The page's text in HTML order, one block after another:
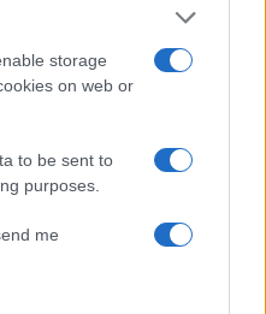
storage
on web or
to be sent to
purposes.
me
από reCAPTCHA, ισχύουν